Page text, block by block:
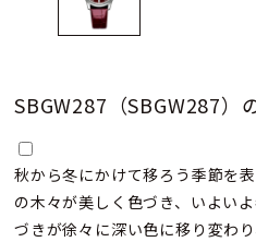
SBGW287（SBGW287）
秋から冬にかけて移ろう季節を
の木々が美しく色づき、いよい
づきが徐々に深い色に移り変わ